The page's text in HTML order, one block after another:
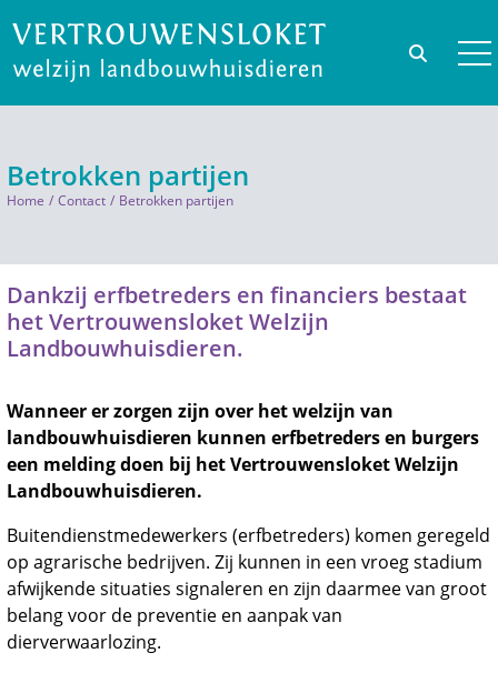
Betrokken partijen
Home Contact Betrokken partijen
Dankzij erfbetreders en financiers bestaat
het Vertrouwensloket Welzijn
Landbouwhuisdieren.
Wanneer er zorgen zijn over het welzijn van
landbouwhuisdieren kunnen erfbetreders en burgers
een melding doen bij het Vertrouwensloket Welzijn
Landbouwhuisdieren.
Buitendienstmedewerkers (erfbetreders) komen geregeld
op agrarische bedrijven. Zij kunnen in een vroeg stadium
afwijkende situaties signaleren en zijn daarmee van groot
belang voor de preventie en aanpak van
dierverwaarlozing.